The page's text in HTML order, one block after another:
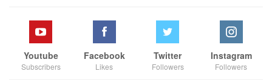
Youtube
Subscribers
Facebook
Likes
Twitter
Followers
Instagram
Followers